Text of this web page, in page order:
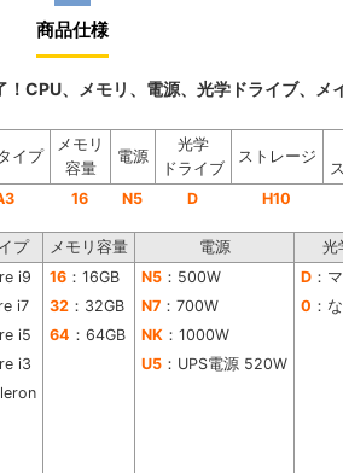
商品仕様
！CPU、メモリ、電源、光学ドライブ、
イプ
メモリ
容量
電源
光学
ドライブ
ストレージ
16 N5 D H10
プ メモリ容量 電源 光
i9 16 ：16GB N5 ：500W D ：
i7 32 ：32GB N7 ：700W 0 ：
i5 64 ：64GB NK ：1000W
i3 U5 ：UPS電源 520W